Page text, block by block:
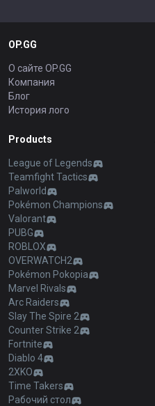
OP.GG
О сайте OP.GG
Компания
Блог
История лого
Products
League of Legends
Teamfight Tactics
Palworld
Pokémon Champions
Valorant
PUBG
ROBLOX
OVERWATCH2
Pokémon Pokopia
Marvel Rivals
Arc Raiders
Slay The Spire 2
Counter Strike 2
Fortnite
Diablo 4
2XKO
Time Takers
Рабочий стол